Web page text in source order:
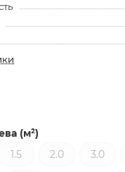
(м²)
1.5 2.0 3.0